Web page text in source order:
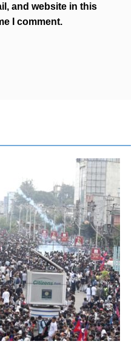
and website in this
I comment.